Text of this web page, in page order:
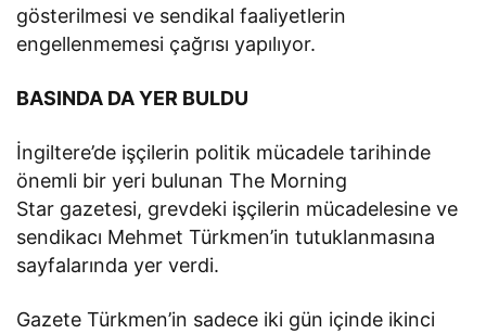
gösterilmesi ve sendikal faaliyetlerin
engellenmemesi çağrısı yapılıyor.
BASINDA DA YER BULDU
İngiltere’de işçilerin politik mücadele tarihinde
önemli bir yeri bulunan The Morning
Star gazetesi, grevdeki işçilerin mücadelesine ve
sendikacı Mehmet Türkmen’in tutuklanmasına
sayfalarında yer verdi.
Gazete Türkmen’in sadece iki gün içinde ikinci